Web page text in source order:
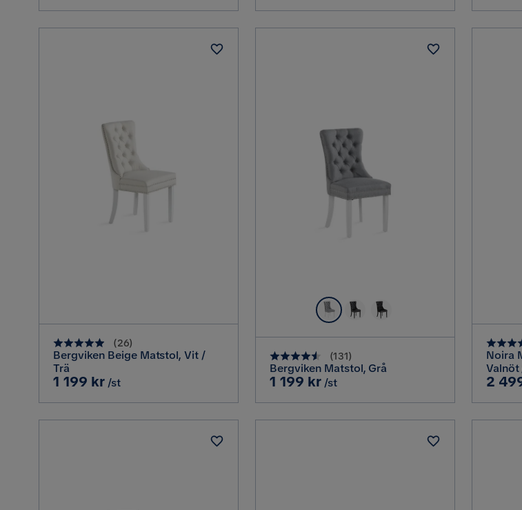
(26)
Bergviken Beige Matstol, Vit /
Trä
Pris
1 199 kr /st
(131)
Bergviken Matstol, Grå
Pris
1 199 kr /st
Noira
Valnöt
Pris
2